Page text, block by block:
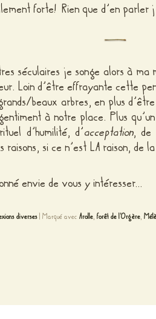
forte! Rien que d’en parler
séculaires je songe alors à ma
Loin d’être effrayante cette
beaux arbres, en plus
à notre place. Plus
d’humilité, d’acceptation, de
raisons, si ce n’est LA raison, de
envie de vous y intéresser…
diverses Marqué avec Arolle, forêt de l'Orgère,